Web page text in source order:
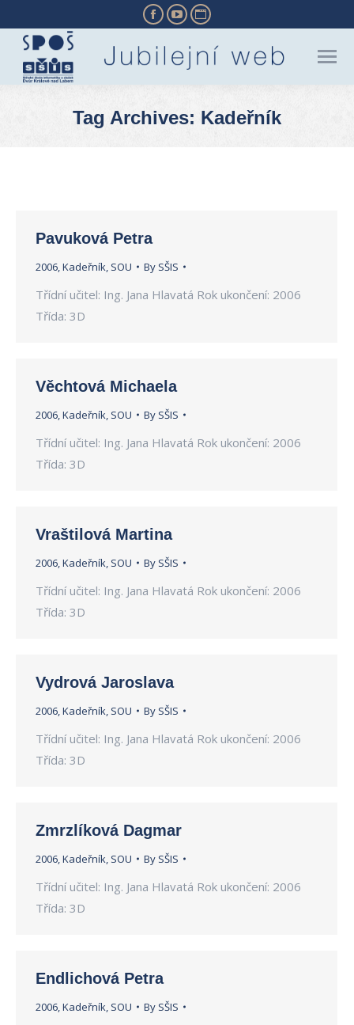
Facebook
opens
window
YouTube
opens
window
Website
opens
window
Tag Archives: Kadeřník
Pavuková Petra
2006,Kadeřník, SOU By SŠIS
Třídní učitel: Ing. Jana Hlavatá Rok ukončení: 2006
Třída: 3D
Věchtová Michaela
2006,Kadeřník, SOU By SŠIS
Třídní učitel: Ing. Jana Hlavatá Rok ukončení: 2006
Třída: 3D
Vraštilová Martina
2006,Kadeřník, SOU By SŠIS
Třídní učitel: Ing. Jana Hlavatá Rok ukončení: 2006
Třída: 3D
Vydrová Jaroslava
2006,Kadeřník, SOU By SŠIS
Třídní učitel: Ing. Jana Hlavatá Rok ukončení: 2006
Třída: 3D
Zmrzlíková Dagmar
2006,Kadeřník, SOU By SŠIS
Třídní učitel: Ing. Jana Hlavatá Rok ukončení: 2006
Třída: 3D
Endlichová Petra
2006,Kadeřník, SOU By SŠIS